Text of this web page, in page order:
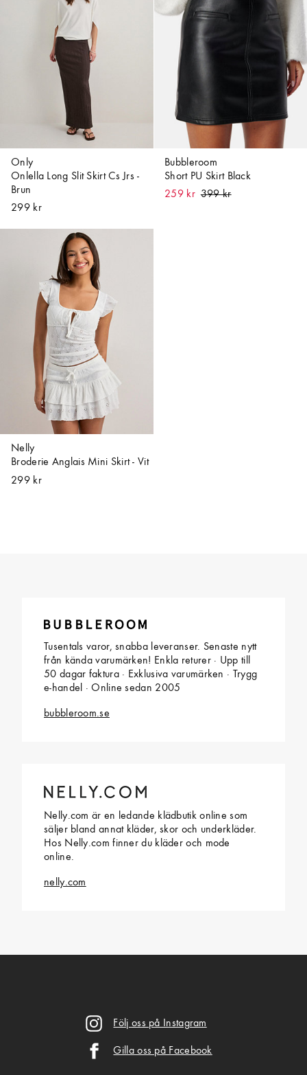
Only
Onlella Long Slit Skirt Cs Jrs -
Brun
299 kr
Bubbleroom
Short PU Skirt Black
259 kr
Nelly
Broderie Anglais Mini Skirt - Vit
299 kr
Tusentals varor, snabba leveranser. Senaste nytt
från kända varumärken! Enkla returer · Upp till
50 dagar faktura · Exklusiva varumärken · Trygg
e-handel · Online sedan 2005
bubbleroom.se
Nelly.com är en ledande klädbutik online som
säljer bland annat kläder, skor och underkläder.
Hos Nelly.com finner du kläder och mode
online.
nelly.com
Följ oss på Instagram
Gilla oss på Facebook